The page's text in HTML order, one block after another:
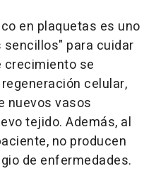
en plaquetas es uno
para cuidar
se
celular,
nuevos vasos
tejido. Además, al
no producen
de enfermedades.